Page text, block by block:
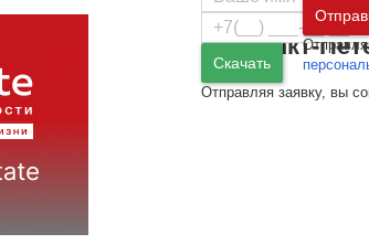
Москва
Санкт-
Скачать
Отправляя заявку, вы